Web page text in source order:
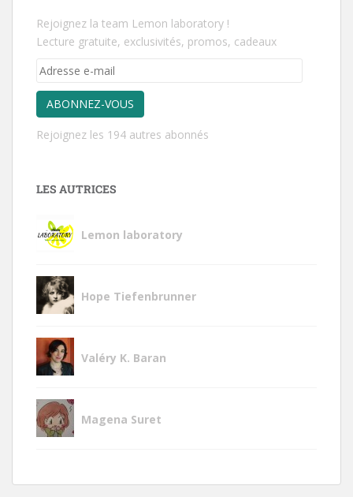
Rejoignez la team Lemon laboratory !
Lecture gratuite, exclusivités, promos, cadeaux
ABONNEZ-VOUS
Rejoignez les 194 autres abonnés
LES AUTRICES
Lemon laboratory
Hope Tiefenbrunner
Valéry K. Baran
Magena Suret